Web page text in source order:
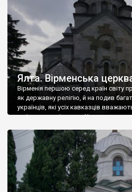
Ялта. Вірменська
Вірменія першою серед країн світу
як державну релігію, й на подив
українців, які усіх кавказців
є відданими вірянами Христа